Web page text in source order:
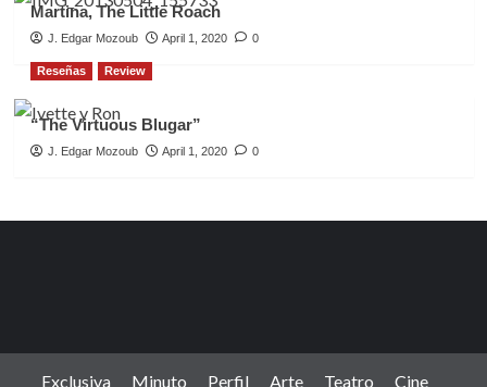
Martina, The Little Roach
J. Edgar Mozoub April 1, 2020 0
Reseñas Review
“The Virtuous Blugar”
J. Edgar Mozoub April 1, 2020 0
Exclusiva Minuto Perfil Arte Teatro Cine